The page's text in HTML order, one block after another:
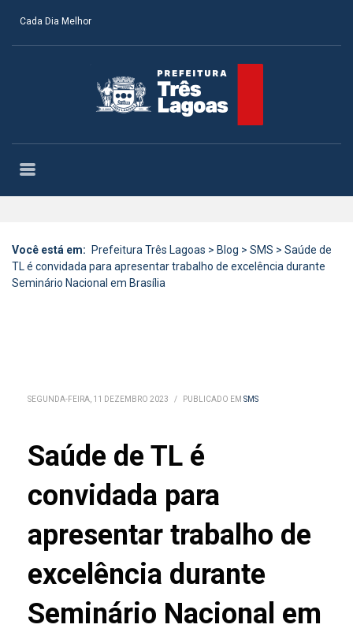
Cada Dia Melhor
Você está em: Prefeitura Três Lagoas > Blog > SMS > Saúde de
TL é convidada para apresentar trabalho de excelência durante
Seminário Nacional em Brasília
SEGUNDA-FEIRA, 11 DEZEMBRO 2023 / PUBLICADO EM SMS
Saúde de TL é
convidada para
apresentar trabalho de
excelência durante
Seminário Nacional em